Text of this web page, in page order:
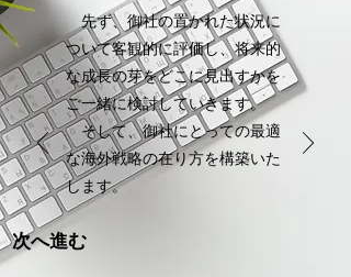
​ 先ず、御社の置かれた状況に
ついて客観的に評価し、将来的
な成長の芽をどこに見出すかを
ご一緒に検討していきます。
​ そして、御社にとっての最適
な海外戦略の在り方を構築いた
します。
次へ進む